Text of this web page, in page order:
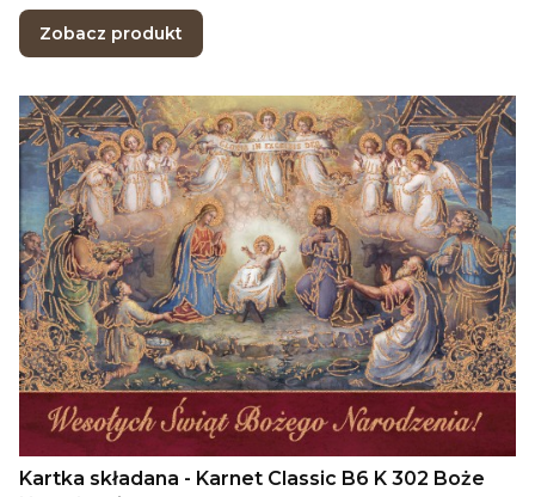
Zobacz produkt
Kartka składana - Karnet Classic B6 K 302 Boże